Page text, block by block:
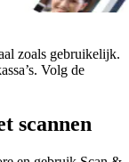
zoals gebruikelijk.
Volg de
scannen